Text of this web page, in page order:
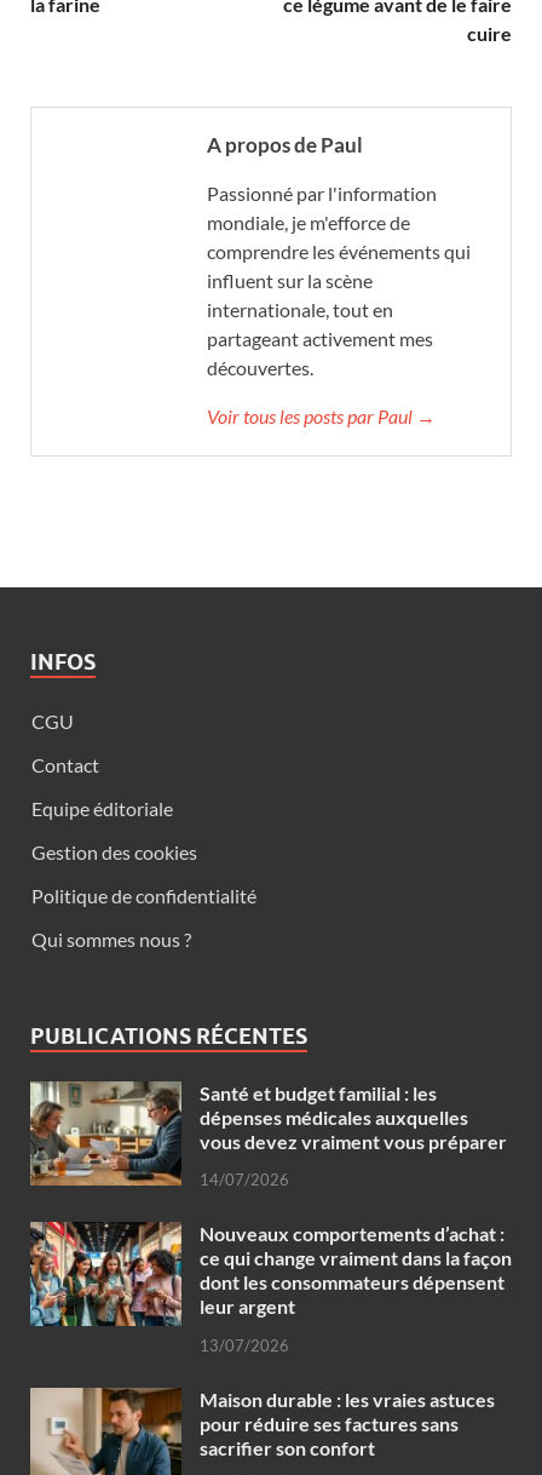
cuire
A propos de Paul
Passionné par l'information
mondiale, je m'efforce de
comprendre les événements qui
influent sur la scène
internationale, tout en
partageant activement mes
découvertes.
Voir tous les posts par Paul →
INFOS
CGU
Contact
Equipe éditoriale
Gestion des cookies
Politique de confidentialité
Qui sommes nous ?
PUBLICATIONS RÉCENTES
Santé et budget familial : les
dépenses médicales auxquelles
vous devez vraiment vous préparer
14/07/2026
Nouveaux comportements d’achat :
ce qui change vraiment dans la façon
dont les consommateurs dépensent
leur argent
13/07/2026
Maison durable : les vraies astuces
pour réduire ses factures sans
sacrifier son confort